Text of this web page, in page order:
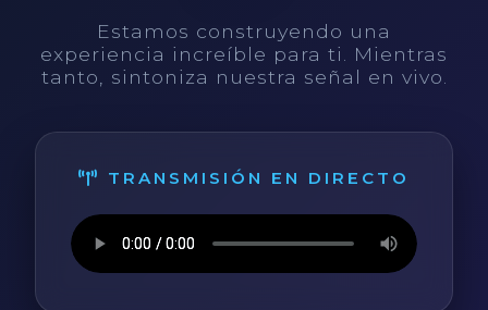
Estamos construyendo una
experiencia increíble para ti. Mientras
tanto, sintoniza nuestra señal en vivo.
TRANSMISIÓN EN DIRECTO